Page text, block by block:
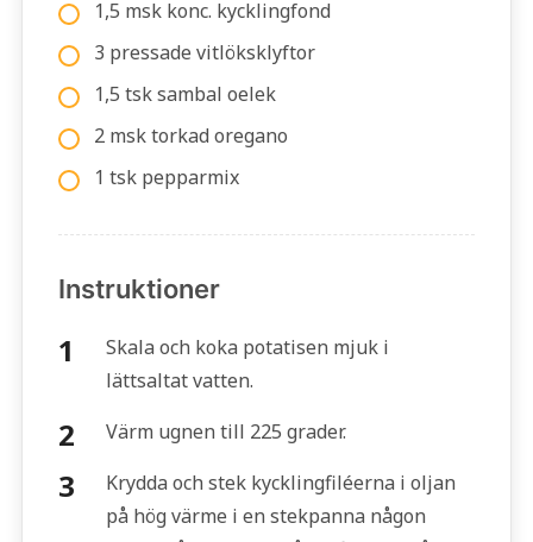
1,5 msk konc. kycklingfond
3 pressade vitlöksklyftor
1,5 tsk sambal oelek
2 msk torkad oregano
1 tsk pepparmix
Instruktioner
Skala och koka potatisen mjuk i
lättsaltat vatten.
Värm ugnen till 225 grader.
Krydda och stek kycklingfiléerna i oljan
på hög värme i en stekpanna någon